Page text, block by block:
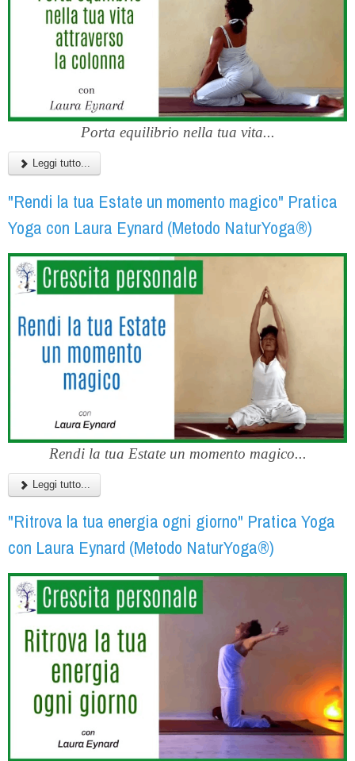
Porta equilibrio nella tua vita...
Leggi tutto...
"Rendi la tua Estate un momento magico" Pratica
Yoga con Laura Eynard (Metodo NaturYoga®)
Rendi la tua Estate un momento magico...
Leggi tutto...
"Ritrova la tua energia ogni giorno" Pratica Yoga
con Laura Eynard (Metodo NaturYoga®)